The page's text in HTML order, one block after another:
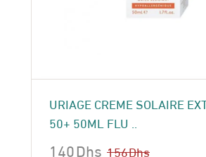
URIAGE CREME SOLAIRE
50+ 50ML FLU ..
156Dhs
140Dhs